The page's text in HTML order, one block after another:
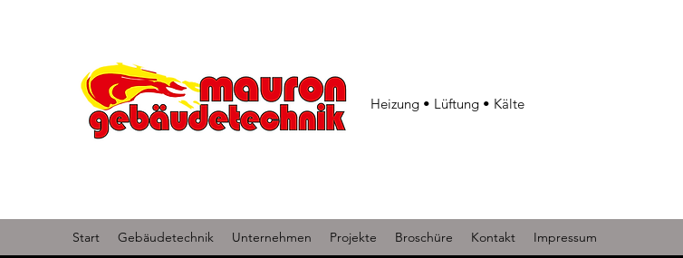
Heizung • Lüftung • Kälte
Start Gebäudetechnik Unternehmen Projekte Broschüre Kontakt Impressum